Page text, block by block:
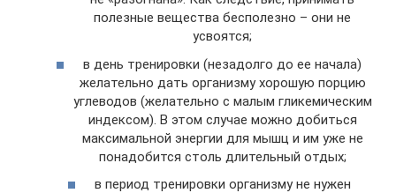
полезные вещества бесполезно – они не
усвоятся;
в день тренировки (незадолго до ее начала)
желательно дать организму хорошую порцию
углеводов (желательно с малым гликемическим
индексом). В этом случае можно добиться
максимальной энергии для мышц и им уже не
понадобится столь длительный отдых;
в период тренировки организму не нужен